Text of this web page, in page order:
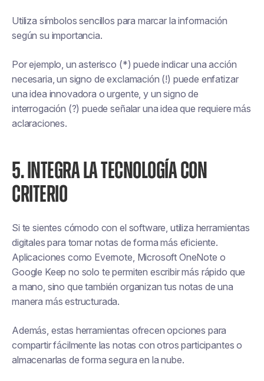
Utiliza símbolos sencillos para marcar la información
según su importancia.
Por ejemplo, un asterisco (*) puede indicar una acción
necesaria, un signo de exclamación (!) puede enfatizar
una idea innovadora o urgente, y un signo de
interrogación (?) puede señalar una idea que requiere más
aclaraciones.
5. INTEGRA LA TECNOLOGÍA CON
CRITERIO
Si te sientes cómodo con el software, utiliza herramientas
digitales para tomar notas de forma más eficiente.
Aplicaciones como Evernote, Microsoft OneNote o
Google Keep no solo te permiten escribir más rápido que
a mano, sino que también organizan tus notas de una
manera más estructurada.
Además, estas herramientas ofrecen opciones para
compartir fácilmente las notas con otros participantes o
almacenarlas de forma segura en la nube.